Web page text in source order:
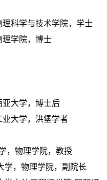
理科学与技术学院，学士
理学院，博士
亚大学，博士后
业大学，洪堡学者
，物理学院，教授
学，物理学院，副院长